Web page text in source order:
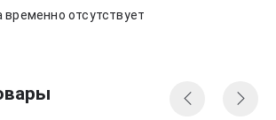
отсутствует